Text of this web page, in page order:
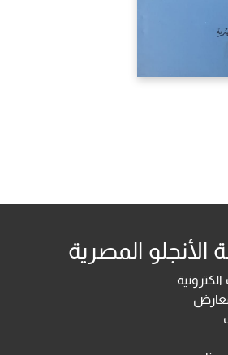
الأنجلو المصرية
الكترونية